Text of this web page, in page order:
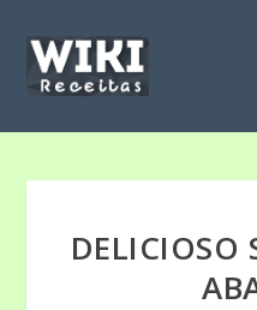
DELICIOSO